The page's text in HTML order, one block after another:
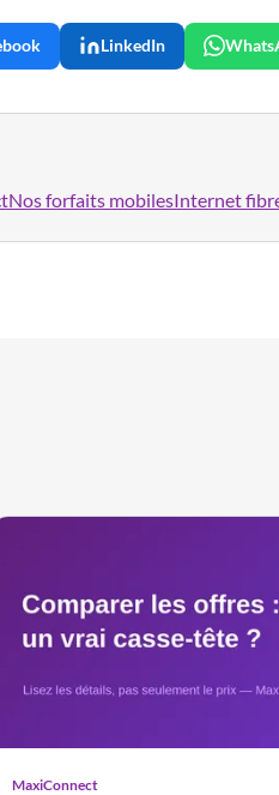
LinkedIn
Nos forfaits mobilesInternet
MaxiConnect